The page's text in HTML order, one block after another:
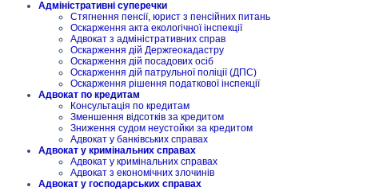
Адміністративні суперечки
Стягнення пенсії, юрист з пенсійних питань
Оскарження акта екологічної інспекції
Адвокат з адміністративних справ
Оскарження дій Держгеокадастру
Оскарження дій посадових осіб
Оскарження дій патрульної поліції (ДПС)
Оскарження рішення податкової інспекції
Адвокат по кредитам
Консультація по кредитам
Зменшення відсотків за кредитом
Зниження судом неустойки за кредитом
Адвокат у банківських справах
Адвокат у кримінальних справах
Адвокат у кримінальних справах
Адвокат з економічних злочинів
Адвокат у господарських справах